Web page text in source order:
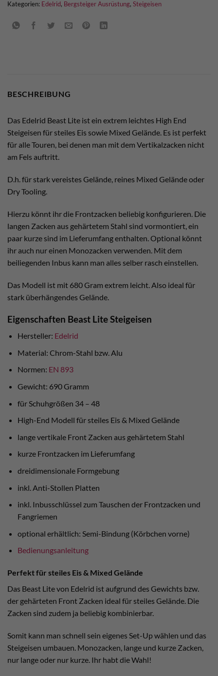
Kategorien: Edelrid, Bergsteiger Ausrüstung, Steigeisen
BESCHREIBUNG
Das Edelrid Beast Lite ist ein extrem leichtes High End
Steigeisen für steiles Eis sowie Mixed Gelände. Es ist perfekt
für alle Touren, bei denen man mit dem Vertikalzacken nicht
am Fels auftritt.
D.h. für stark vereistes Gelände, reines Mixed Gelände oder
Dry Tooling.
Hierzu könnt ihr die Frontzacken beliebig konfigurieren. Die
langen Zacken aus gehärtetem Stahl sind vormontiert, ein
paar kurze sind im Lieferumfang enthalten. Optional könnt
ihr auch nur einen Monozacken verwenden. Mit dem
beiliegenden Inbus kann man alles selber rasch einstellen.
Das Modell ist mit 680 Gram extrem leicht. Also ideal für
stark überhängendes Gelände.
Eigenschaften Beast Lite Steigeisen
Hersteller: Edelrid
Material: Chrom-Stahl bzw. Alu
Normen: EN 893
Gewicht: 690 Gramm
für Schuhgrößen 34 – 48
High-End Modell für steiles Eis & Mixed Gelände
lange vertikale Front Zacken aus gehärtetem Stahl
kurze Frontzacken im Lieferumfang
dreidimensionale Formgebung
inkl. Anti-Stollen Platten
inkl. Inbusschlüssel zum Tauschen der Frontzacken und
Fangriemen
optional erhältlich: Semi-Bindung (Körbchen vorne)
Bedienungsanleitung
Perfekt für steiles Eis & Mixed Gelände
Das Beast Lite von Edelrid ist aufgrund des Gewichts bzw.
der gehärteten Front Zacken ideal für steiles Gelände. Die
Zacken sind zudem ja beliebig kombinierbar.
Somit kann man schnell sein eigenes Set-Up wählen und das
Steigeisen umbauen. Monozacken, lange und kurze Zacken,
nur lange oder nur kurze. Ihr habt die Wahl!